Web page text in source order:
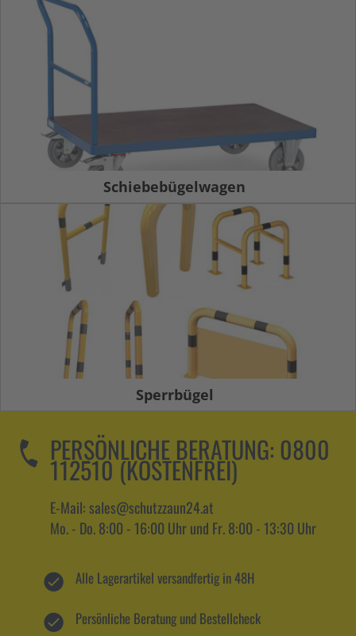
Schiebebügelwagen
Sperrbügel
PERSÖNLICHE BERATUNG: 0800
112510 (KOSTENFREI)
E-Mail: sales@schutzzaun24.at
Mo. - Do. 8:00 - 16:00 Uhr und Fr. 8:00 - 13:30 Uhr
Alle Lagerartikel versandfertig in 48H
Persönliche Beratung und Bestellcheck